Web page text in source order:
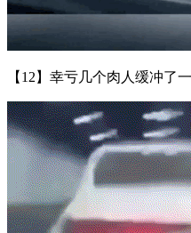
【12】幸亏几个肉人缓冲了